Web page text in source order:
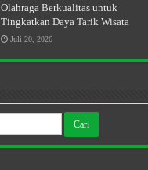
Olahraga Berkualitas untuk
Tingkatkan Daya Tarik Wisata
Juli 20, 2026